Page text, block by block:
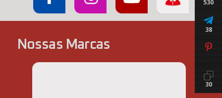
Nossas Marcas
530
38
30